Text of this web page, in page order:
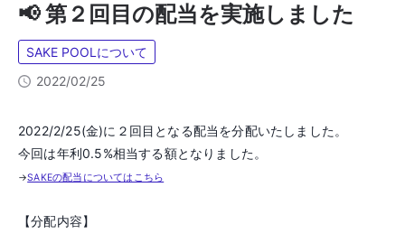
📢 第２回目の配当を実施しました
SAKE POOLについて
2022/02/25
2022/2/25(金)に２回目となる配当を分配いたしました。
今回は年利0.5%相当する額となりました。
→SAKEの配当についてはこちら
【分配内容】